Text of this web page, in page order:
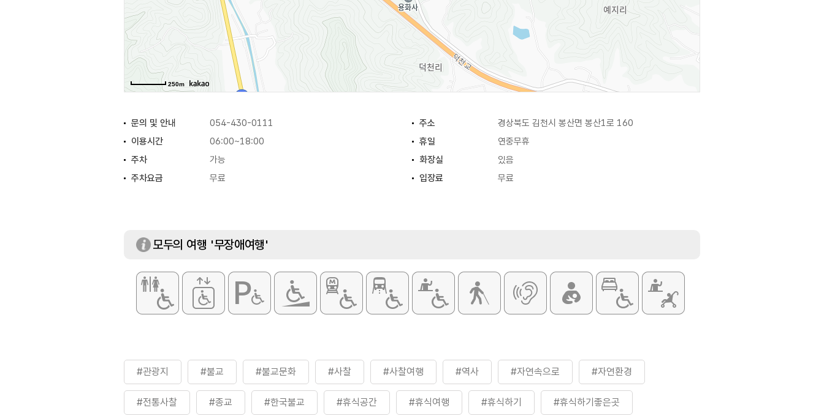
250m
문의 및 안내 054-430-0111 주소
경상북도 김천시 봉산면 봉산1로 160
이용시간
06:00~18:00 휴일
연중무휴
주차
가능 화장실
있음
주차요금
무료 입장료 무료
모두의 여행 '무장애여행'
#관광지 #불교 #불교문화 #사찰 #사찰여행 #역사 #자연속으로 #자연환경
#전통사찰 #종교 #한국불교 #휴식공간 #휴식여행 #휴식하기 #휴식하기좋은곳